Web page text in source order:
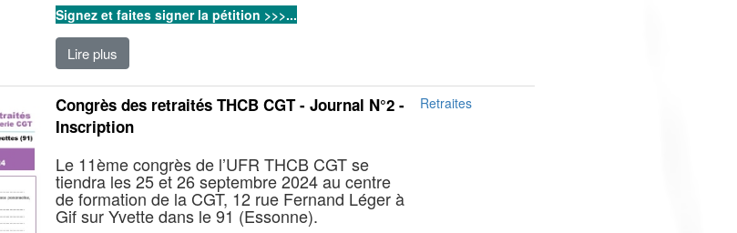
Signez et faites signer la pétition >>>...
Lire plus
Congrès des retraités THCB CGT - Journal N°2 -
Inscription
Le 11ème congrès de l’UFR THCB CGT se
tiendra les 25 et 26 septembre 2024 au centre
de formation de la CGT, 12 rue Fernand Léger à
Gif sur Yvette dans le 91 (Essonne).
Retraites